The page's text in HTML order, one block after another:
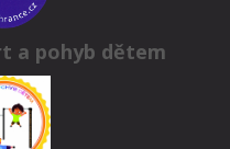
a pohyb dětem